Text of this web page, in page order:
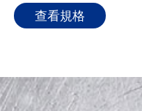
查看規格